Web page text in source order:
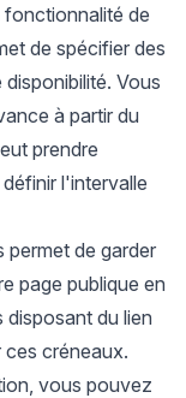
fonctionnalité de
de spécifier des
Vous
à partir du
prendre
l'intervalle
de garder
page publique en
disposant du lien
créneaux.
vous pouvez